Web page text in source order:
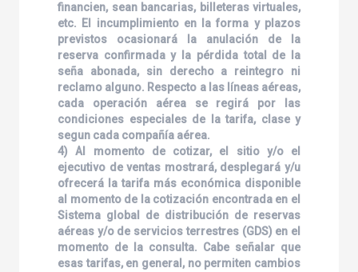
financien, sean bancarias, billeteras virtuales,
etc. El incumplimiento en la forma y plazos
previstos ocasionará la anulación de la
reserva confirmada y la pérdida total de la
seña abonada, sin derecho a reintegro ni
reclamo alguno. Respecto a las líneas aéreas,
cada operación aérea se regirá por las
condiciones especiales de la tarifa, clase y
segun cada compañía aérea.
4) Al momento de cotizar, el sitio y/o el
ejecutivo de ventas mostrará, desplegará y/u
ofrecerá la tarifa más económica disponible
al momento de la cotización encontrada en el
Sistema global de distribución de reservas
aéreas y/o de servicios terrestres (GDS) en el
momento de la consulta. Cabe señalar que
esas tarifas, en general, no permiten cambios